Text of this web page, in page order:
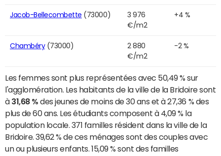
Jacob-Bellecombette (73000)
3 976
€/m2
+4 %
Chambéry(73000)
2 880
€/m2
-2 %
Les femmes sont plus représentées avec 50,49 % sur
l'agglomération. Les habitants de la ville de la Bridoire sont
à 31,68 % des jeunes de moins de 30 ans et à 27,36 % des
plus de 60 ans. Les étudiants composent à 4,09 % la
population locale. 371 familles résident dans la ville de la
Bridoire. 39,62 % de ces ménages sont des couples avec
un ou plusieurs enfants. 15,09 % sont des familles